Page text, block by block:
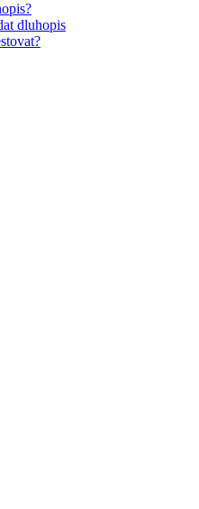
dluhopis